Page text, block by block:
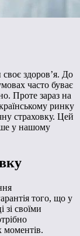
здоров’я. До
часто буває
Проте зараз на
ринку
страховку. Цей
у нашому
того, що у
зі своїми
моментів.